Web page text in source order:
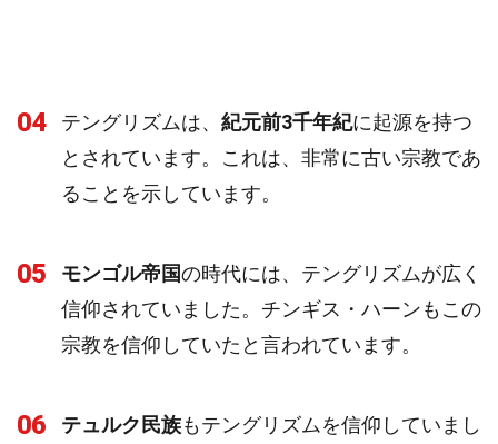
04 テングリズムは、 紀元前3千年紀に起源を持つ
とされています。これは、非常に古い宗教であ
ることを示しています。
05 モンゴル帝国の時代には、テングリズムが広く
信仰されていました。チンギス・ハーンもこの
宗教を信仰していたと言われています。
06 テュルク民族もテングリズムを信仰していまし